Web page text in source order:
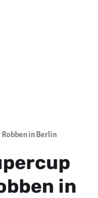
Robben in Berlin
in